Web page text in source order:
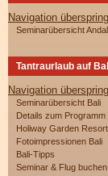
Navigation
Seminarübersicht
Tantraurlaub auf
Navigation
Seminarübersicht Bali
Details zum Programm
Holiway Garden Resort
Fotoimpressionen Bali
Bali-Tipps
Seminar & Flug buchen